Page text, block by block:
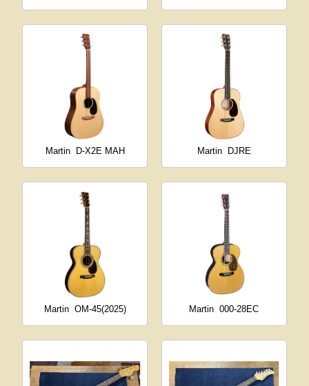
Martin D-X2E MAH Martin DJRE
Martin OM-45(2025) Martin 000-28EC